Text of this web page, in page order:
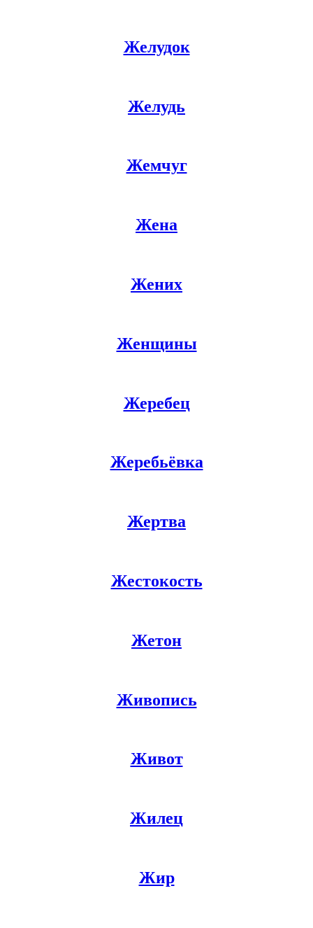
Желудок
Желудь
Жемчуг
Жена
Жених
Женщины
Жеребец
Жеребьёвка
Жертва
Жестокость
Жетон
Живопись
Живот
Жилец
Жир